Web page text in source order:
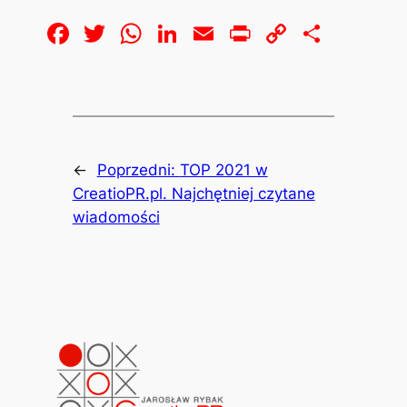
Facebook
Twitter
WhatsApp
LinkedIn
EmailPrintCopy
← Poprzedni: TOP 2021 w
CreatioPR.pl. Najchętniej czytane
wiadomości